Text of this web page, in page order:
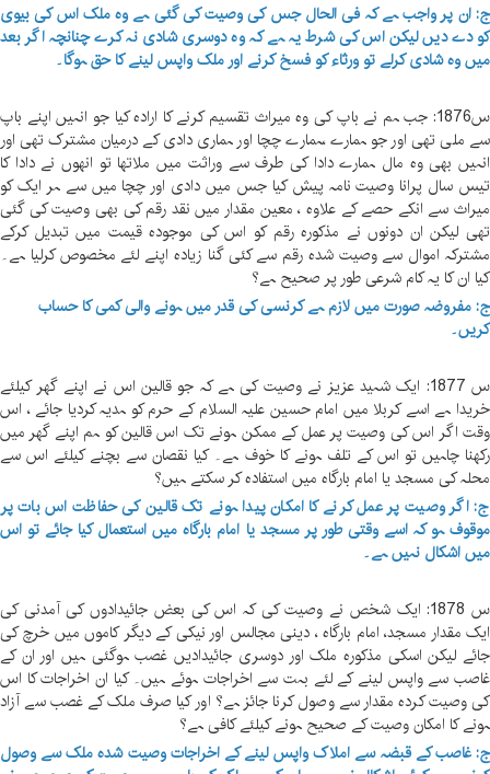
ج: ان پر واجب ہے کہ فی الحال جس کی وصیت کی گئی ہے وہ ملک اس کی بیوی
کو دے دیں لیکن اس کی شرط یہ ہے کہ وہ دوسری شادی نہ کرے چنانچہ اگر بعد
میں وہ شادی کرلے تو ورثاء کو فسخ کرنے اور ملک واپس لینے کا حق ہوگا۔
س1876: جب ہم نے باپ کی وہ میراث تقسیم کرنے کا ارادہ کیا جو انہیں اپنے باپ
سے ملی تھی اور جو ہمارے ،ہمارے چچا اور ہماری دادی کے درمیان مشترک تھی اور
انہیں بھی وہ مال ہمارے دادا کی طرف سے وراثت میں ملاتھا تو انھوں نے دادا کا
تیس سال پرانا وصیت نامہ پیش کیا جس میں دادی اور چچا میں سے ہر ایک کو
میراث سے انکے حصے کے علاوہ ، معین مقدار میں نقد رقم کی بھی وصیت کی گئی
تھی لیکن ان دونوں نے مذکورہ رقم کو اس کی موجودہ قیمت میں تبدیل کرکے
مشترکہ اموال سے وصیت شدہ رقم سے کئی گنا زیادہ اپنے لئے مخصوص کرلیا ہے۔
کیا ان کا یہ کام شرعی طور پر صحیح ہے؟
ج: مفروضہ صورت میں لازم ہے کرنسی کی قدر میں ہونے والی کمی کا حساب
کریں۔
س 1877: ایک شہید عزیز نے وصیت کی ہے کہ جو قالین اس نے اپنے گھر کیلئے
خریدا ہے اسے کربلا میں امام حسین علیہ السلام کے حرم کو ہدیہ کردیا جائے ، اس
وقت اگر اس کی وصیت پر عمل کے ممکن ہونے تک اس قالین کو ہم اپنے گھر میں
رکھنا چاہیں تو اس کے تلف ہونے کا خوف ہے۔ کیا نقصان سے بچنے کیلئے اس سے
محلہ کی مسجد یا امام بارگاہ میں استفادہ کر سکتے ہیں؟
ج: اگر وصیت پر عمل کرنے کا امکان پیدا ہونے تک قالین کی حفاظت اس بات پر
موقوف ہو کہ اسے وقتی طور پر مسجد یا امام بارگاہ میں استعمال کیا جائے تو اس
میں اشکال نہیں ہے۔
س 1878: ایک شخص نے وصیت کی کہ اس کی بعض جائیدادوں کی آمدنی کی
ایک مقدار مسجد، امام بارگاہ ، دینی مجالس اور نیکی کے دیگر کاموں میں خرچ کی
جائے لیکن اسکی مذکورہ ملک اور دوسری جائیدادیں غصب ہوگئی ہیں اور ان کے
غاصب سے واپس لینے کے لئے بہت سے اخراجات ہوئے ہیں۔ کیا ان اخراجات کا اس
کی وصیت کردہ مقدار سے وصول کرنا جائز ہے؟ اور کیا صرف ملک کے غصب سے آزاد
ہونے کا امکان وصیت کے صحیح ہونے کیلئے کافی ہے؟
ج: غاصب کے قبضہ سے املاک واپس لینے کے اخراجات وصیت شدہ ملک سے وصول